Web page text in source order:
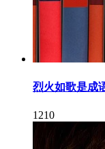
烈火如歌是成
1210